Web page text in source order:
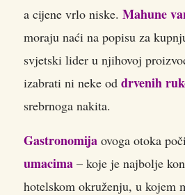
a cijene vrlo niske. Mahune
moraju naći na popisu za
svjetski lider u njihovoj
izabrati ni neke od drvenih
srebrnoga nakita.
Gastronomija ovoga otoka
umacima – koje je najbolje
hotelskom okruženju, u kojem